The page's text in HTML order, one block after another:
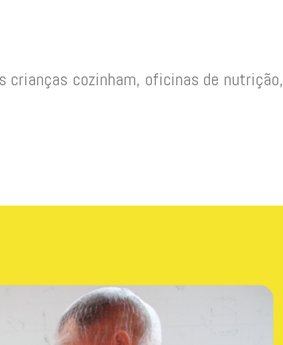
crianças cozinham, oficinas de nutrição,